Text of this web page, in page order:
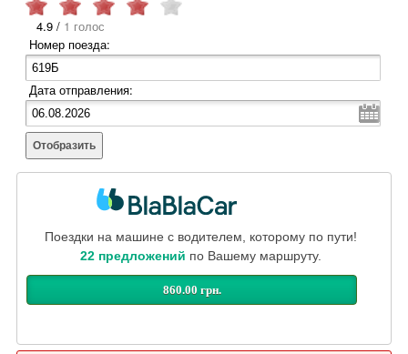
4.9 / 1 голос
Номер поезда:
Дата отправления:
Отобразить
Поездки на машине с водителем, которому по пути!
22 предложений по Вашему маршруту.
860.00 грн.